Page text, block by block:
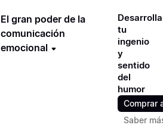
El gran poder de la
comunicación
emocional
Desarrolla
tu
ingenio
y
sentido
del
humor
Comprar
Saber